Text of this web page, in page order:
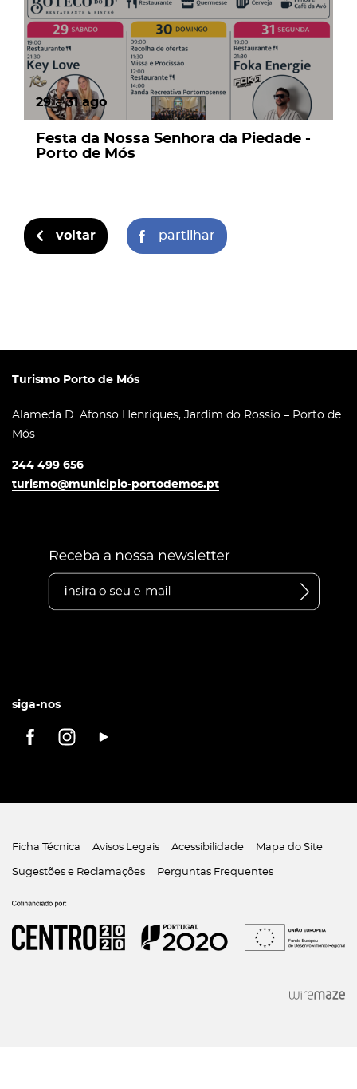
29 a 31 ago
Festa da Nossa Senhora da Piedade -
Porto de Mós
voltar partilhar
Turismo Porto de Mós
Alameda D. Afonso Henriques, Jardim do Rossio – Porto de
Mós
244 499 656
turismo@municipio-portodemos.pt
siga-nos
Ficha Técnica Avisos Legais Acessibilidade Mapa do Site
Sugestões e Reclamações Perguntas Frequentes